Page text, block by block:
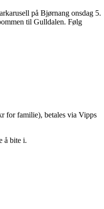
på Bjørnang onsdag 5.
til Gulldalen. Følg
for familie), betales via Vipps
å bite i.